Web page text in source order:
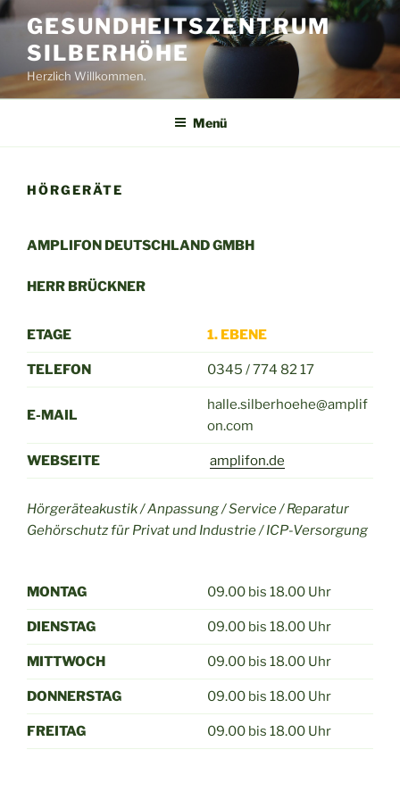
Zum
Inhalt
springen
GESUNDHEITSZENTRUM
SILBERHÖHE
Herzlich Willkommen.
Menü
HÖRGERÄTE
AMPLIFON DEUTSCHLAND GMBH
HERR BRÜCKNER
ETAGE 1. EBENE
TELEFON 0345 / 774 82 17
E-MAIL
halle.silberhoehe@amplif
on.com
WEBSEITE amplifon.de
Hörgeräteakustik / Anpassung / Service / Reparatur
Gehörschutz für Privat und Industrie / ICP-Versorgung
MONTAG 09.00 bis 18.00 Uhr
DIENSTAG 09.00 bis 18.00 Uhr
MITTWOCH 09.00 bis 18.00 Uhr
DONNERSTAG 09.00 bis 18.00 Uhr
FREITAG 09.00 bis 18.00 Uhr